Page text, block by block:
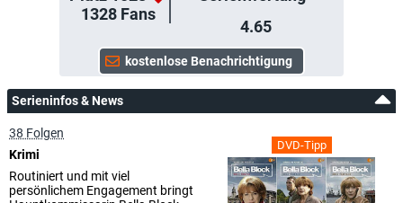
1328Fans
4.65
Serieninfos & News
DVD-Tipp
38 Folgen
Krimi
Routiniert und mit viel
persönlichem Engagement bringt